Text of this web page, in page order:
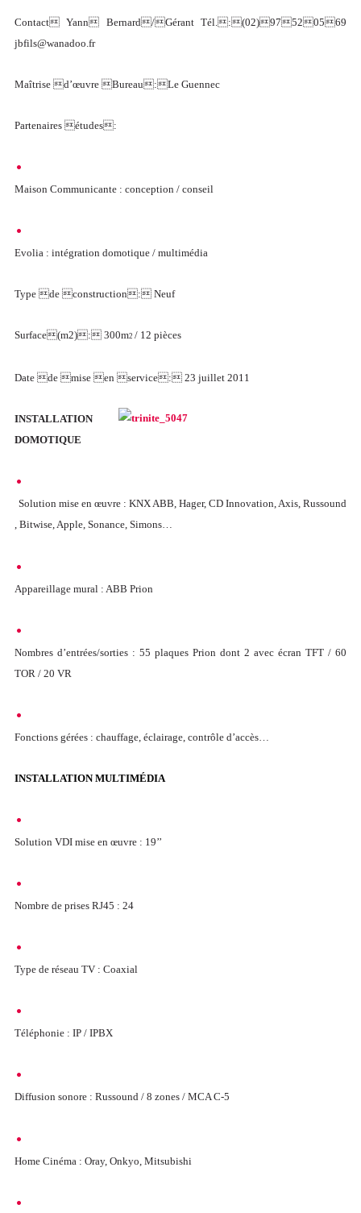
Contact Yann Bernard/Gérant Tél.:(02)97520569
jbfils@wanadoo.fr
Maîtrise d’œuvre Bureau:Le Guennec
Partenaires études:
Maison Communicante : conception / conseil
Evolia : intégration domotique / multimédia
Type de construction: Neuf
Surface(m2): 300m2 / 12 pièces
Date de mise en service: 23 juillet 2011
INSTALLATION
DOMOTIQUE
Solution mise en œuvre : KNX ABB, Hager, CD Innovation, Axis, Russound
, Bitwise, Apple, Sonance, Simons…
Appareillage mural : ABB Prion
Nombres d’entrées/sorties : 55 plaques Prion dont 2 avec écran TFT / 60
TOR / 20 VR
Fonctions gérées : chauffage, éclairage, contrôle d’accès…
INSTALLATION MULTIMÉDIA
Solution VDI mise en œuvre : 19’’
Nombre de prises RJ45 : 24
Type de réseau TV : Coaxial
Téléphonie : IP / IPBX
Diffusion sonore : Russound / 8 zones / MCA C-5
Home Cinéma : Oray, Onkyo, Mitsubishi